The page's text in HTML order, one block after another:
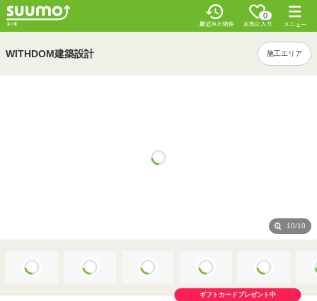
0
WITHDOM建築設計 施工エリア
10/10
ギフトカードプレゼント中